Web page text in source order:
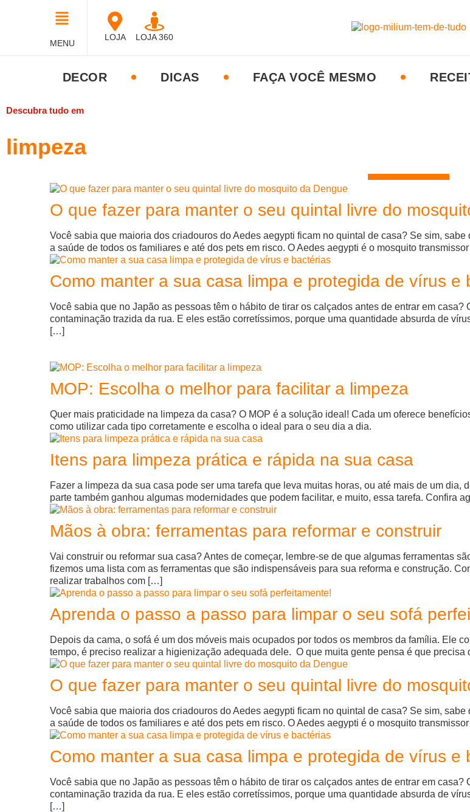
MENU
LOJA LOJA 360
DECOR DICAS FAÇA VOCÊ MESMO
Descubra tudo em
limpeza
O que fazer para manter o seu quintal livre do
Você sabia que maioria dos criadouros do Aedes aegypti ficam no quintal de casa? Se sim,
a saúde de todos os familiares e até dos pets em risco. O Aedes aegypti é o mosquito
Como manter a sua casa limpa e protegida de vírus e
Você sabia que no Japão as pessoas têm o hábito de tirar os calçados antes de entrar em
contaminação trazida da rua. E eles estão corretíssimos, porque uma quantidade absurda de
[…]
MOP: Escolha o melhor para facilitar a limpeza
Quer mais praticidade na limpeza da casa? O MOP é a solução ideal! Cada um oferece
como utilizar cada tipo corretamente e escolha o ideal para o seu dia a dia.
Itens para limpeza prática e rápida na sua casa
Fazer a limpeza da sua casa pode ser uma tarefa que leva muitas horas, ou até mais de um
parte também ganhou algumas modernidades que podem facilitar, e muito, essa tarefa. Confira
Mãos à obra: ferramentas para reformar e construir
Vai construir ou reformar sua casa? Antes de começar, lembre-se de que algumas ferramentas
fizemos uma lista com as ferramentas que são indispensáveis para sua reforma e construção.
realizar trabalhos com […]
Aprenda o passo a passo para limpar o seu sofá
Depois da cama, o sofá é um dos móveis mais ocupados por todos os membros da família. Ele
tempo, é preciso realizar a higienização adequada dele. O que muita gente pensa é que
O que fazer para manter o seu quintal livre do
Você sabia que maioria dos criadouros do Aedes aegypti ficam no quintal de casa? Se sim,
a saúde de todos os familiares e até dos pets em risco. O Aedes aegypti é o mosquito
Como manter a sua casa limpa e protegida de vírus e
Você sabia que no Japão as pessoas têm o hábito de tirar os calçados antes de entrar em
contaminação trazida da rua. E eles estão corretíssimos, porque uma quantidade absurda de
[…]